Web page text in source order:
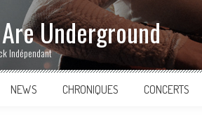
Underground
Indépendant
NEWS CHRONIQUES CONCERTS